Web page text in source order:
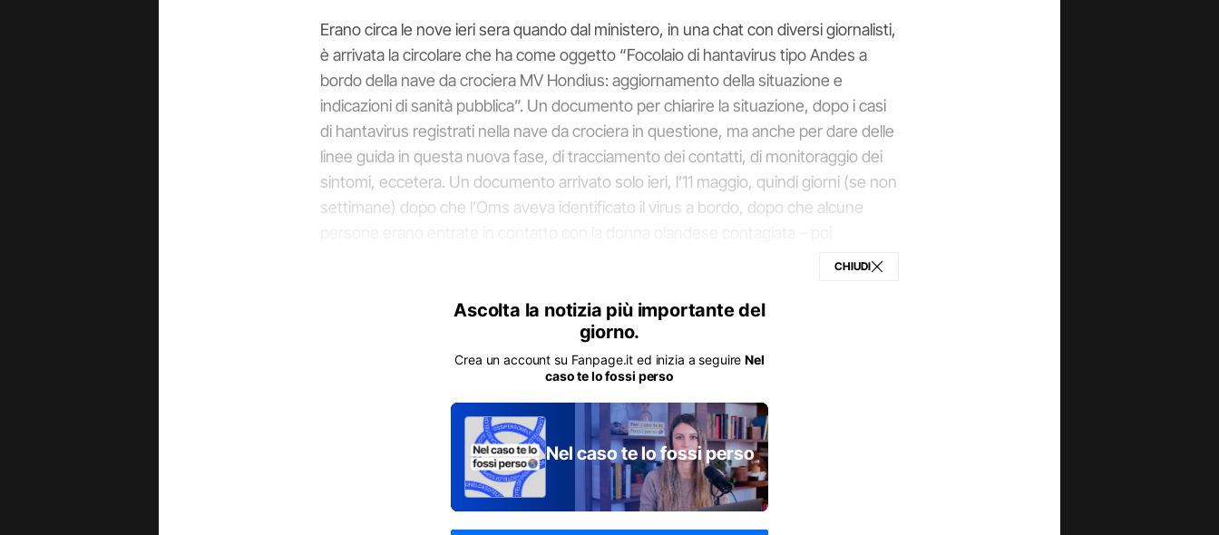
Erano circa le nove ieri sera quando dal ministero, in una chat con diversi giornalisti,
è arrivata la circolare che ha come oggetto “Focolaio di hantavirus tipo Andes a
bordo della nave da crociera MV Hondius: aggiornamento della situazione e
indicazioni di sanità pubblica”. Un documento per chiarire la situazione, dopo i casi
di hantavirus registrati nella nave da crociera in questione, ma anche per dare delle
linee guida in questa nuova fase, di tracciamento dei contatti, di monitoraggio dei
sintomi, eccetera. Un documento arrivato solo ieri, l’11 maggio, quindi giorni (se non
settimane) dopo che l’Oms aveva identificato il virus a bordo, dopo che alcune
purtroppo deceduta a Johannesburg – sono atterrate a Fiumicino e si sono dirette
NEL CASO TE LO FOSSI PERSO
In Italia quattro persone in quarantena
Ora un ragazzo calabrese di 25 anni presenta dei sintomi, alcuni suoi campioni
biologici verranno inviati all’Istituto nazionale per le malattie infettive Lazzaro
Spallanzani, mentre prosegue la sua quarantena. Così come quella di altre tre
persone oltre a lui, che risiedono tra Veneto, Campania e Toscana. Sono coloro
CHIUDI
Ascolta la notizia più importante del
giorno.
Crea un account su Fanpage.it ed inizia a seguireNel
caso te lo fossi perso
Nel caso te lo fossi perso